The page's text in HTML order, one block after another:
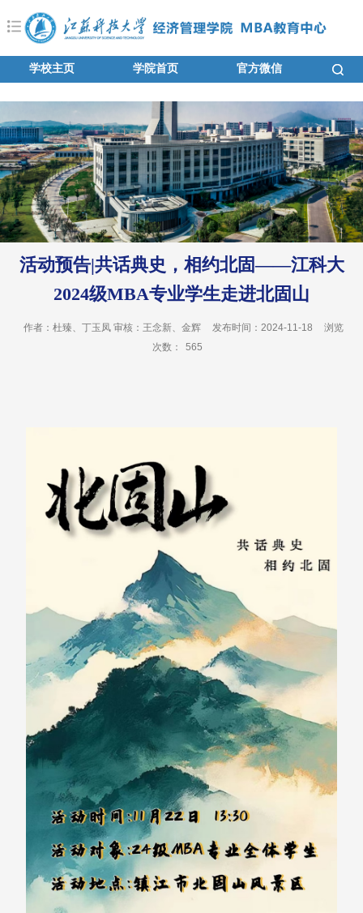
学校主页 学院首页 官方微信
活动预告|共话典史，相约北固——江科大
2024级MBA专业学生走进北固山
作者：杜臻、丁玉凤 审核：王念新、金辉 发布时间：2024-11-18
浏览
次数：
565